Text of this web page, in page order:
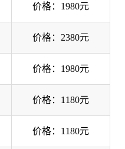
价格：1980元
价格：2380元
价格：1980元
价格：1180元
价格：1180元